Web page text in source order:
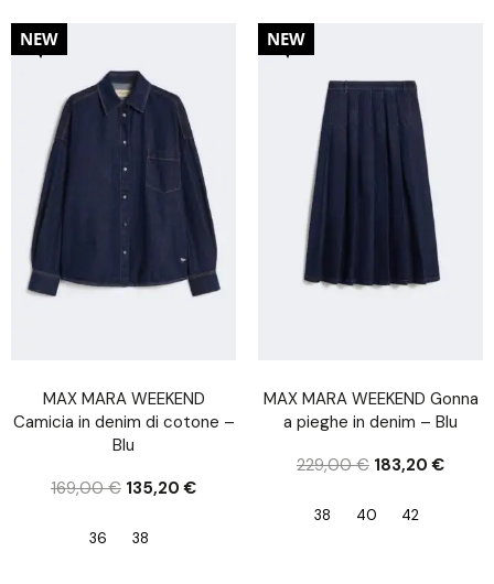
20%
NEW
MAX MARA WEEKEND
Camicia in denim di cotone –
Blu
169,00€ 135,20€
36 38
20%
NEW
MAX MARA WEEKEND Gonna
a pieghe in denim – Blu
229,00€ 183,20€
38 40 42